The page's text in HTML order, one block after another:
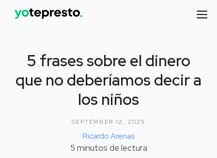
5 frases sobre el dinero
que no deberíamos decir a
los niños
SEPTEMBER 12, 2025
Ricardo Arenas
5 minutos de lectura